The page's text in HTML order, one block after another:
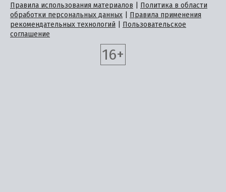
Правила использования материалов
Политика в области
обработки персональных данных
Правила применения
рекомендательных технологий
Пользовательское
соглашение
16+